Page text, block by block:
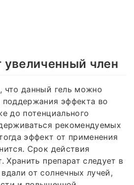
увеличенный член
что данный гель можно
поддержания эффекта во
до потенциального
рекомендуемых
эффект от применения
Срок действия
Хранить препарат следует в
от солнечных лучей,